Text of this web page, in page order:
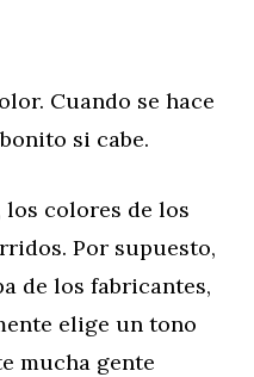
Cuando se hace
si cabe.
colores de los
Por supuesto,
de los fabricantes,
elige un tono
mucha gente